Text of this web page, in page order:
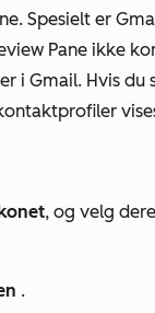
Spesielt er
Pane ikke
i Gmail. Hvis du
, og velg
.